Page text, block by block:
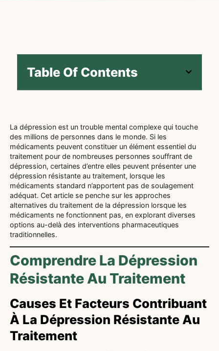
Table Of Contents
La dépression est un trouble mental complexe qui touche
des millions de personnes dans le monde. Si les
médicaments peuvent constituer un élément essentiel du
traitement pour de nombreuses personnes souffrant de
dépression, certaines d’entre elles peuvent présenter une
dépression résistante au traitement, lorsque les
médicaments standard n’apportent pas de soulagement
adéquat. Cet article se penche sur les approches
alternatives du traitement de la dépression lorsque les
médicaments ne fonctionnent pas, en explorant diverses
options au-delà des interventions pharmaceutiques
traditionnelles.
Comprendre La Dépression
Résistante Au Traitement
Causes Et Facteurs Contribuant
À La Dépression Résistante Au
Traitement